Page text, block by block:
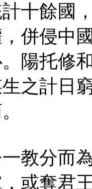
十餘國
併侵中
陽托修
之計日
教分而
或奪君